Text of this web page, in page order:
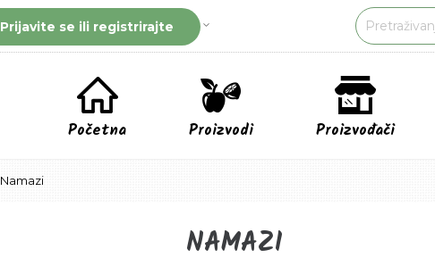
Prijavite se ili registrirajte
Početna Proizvodi Proizvođači
Namazi
NAMAZI